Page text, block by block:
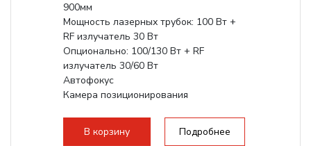
900мм
Мощность лазерных трубок: 100 Вт +
RF излучатель 30 Вт
Опционально: 100/130 Вт + RF
излучатель 30/60 Вт
Автофокус
Камера позиционирования
2000 мм/с...
В корзину Подробнее